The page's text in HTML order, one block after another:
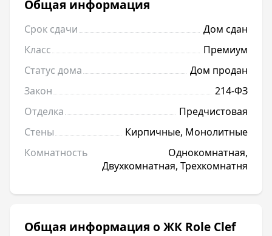
Общая информация
Срок сдачи
Дом сдан
Класс
Премиум
Статус дома
Дом продан
Закон
214-ФЗ
Отделка
Предчистовая
Стены
Кирпичные, Монолитные
Комнатность
Однокомнатная,
Двухкомнатная, Трехкомнатня
Общая информация о ЖК Role Clef